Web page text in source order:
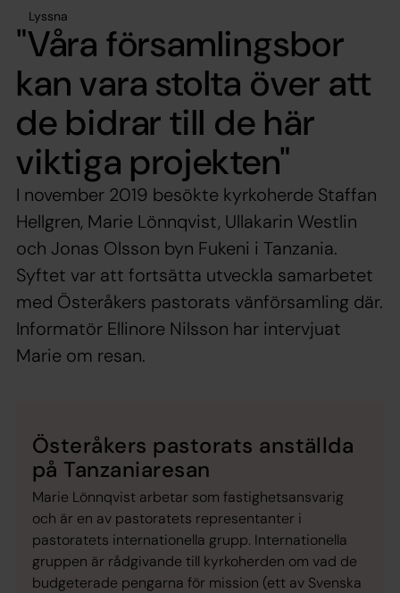
Lyssna
"Våra församlingsbor
kan vara stolta över att
de bidrar till de här
viktiga projekten"
I november 2019 besökte kyrkoherde Staffan
Hellgren, Marie Lönnqvist, Ullakarin Westlin
och Jonas Olsson byn Fukeni i Tanzania.
Syftet var att fortsätta utveckla samarbetet
med Österåkers pastorats vänförsamling där.
Informatör Ellinore Nilsson har intervjuat
Marie om resan.
Österåkers pastorats anställda
på Tanzaniaresan
Marie Lönnqvist arbetar som fastighetsansvarig
och är en av pastoratets representanter i
pastoratets internationella grupp. Internationella
gruppen är rådgivande till kyrkoherden om vad de
budgeterade pengarna för mission (ett av Svenska